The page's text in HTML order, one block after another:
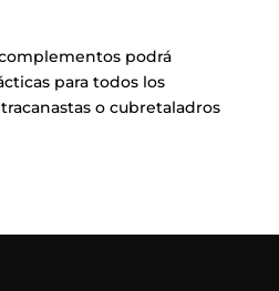
podrá
para todos los
o cubretaladros